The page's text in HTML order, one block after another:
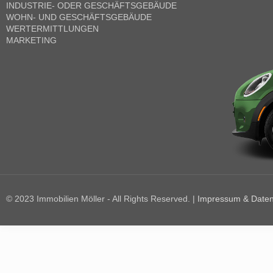
INDUSTRIE- ODER GESCHÄFTSGEBÄUDE
WOHN- UND GESCHÄFTSGEBÄUDE
WERTERMITTLUNGEN
MARKETING
© 2023 Immobilien Möller - All Rights Reserved. | Impressum &